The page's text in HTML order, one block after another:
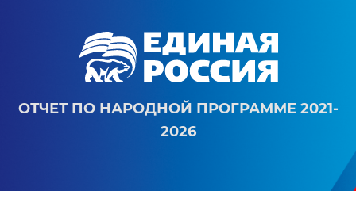
ОТЧЕТ ПО НАРОДНОЙ ПРОГРАММЕ 2021-
2026